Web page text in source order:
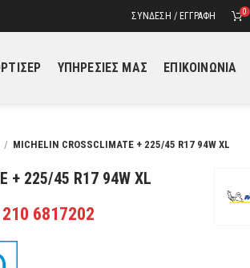
ΣΎΝΔΕΣΗ / ΕΓΓΡΑΦΉ 0
ΥΠΗΡΕΣΙΕΣ ΜΑΣ ΕΠΙΚΟΙΝΩΝΙΑ
MICHELIN CROSSCLIMATE + 225/45 R17 94W XL
+ 225/45 R17 94W XL
6817202